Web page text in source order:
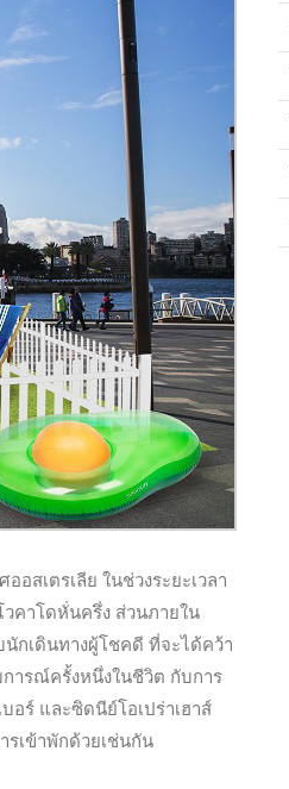
อสเตรเลีย ในช่วงระยะเวลา
คาโดหั่นครึ่ง ส่วนภายใน
กเดินทางผู้โชคดี ที่จะได้คว้า
ารณ์ครั้งหนึ่งในชีวิต กับการ
ร์ และซิดนีย์โอเปร่าเฮาส์
รเข้าพักด้วยเช่นกัน